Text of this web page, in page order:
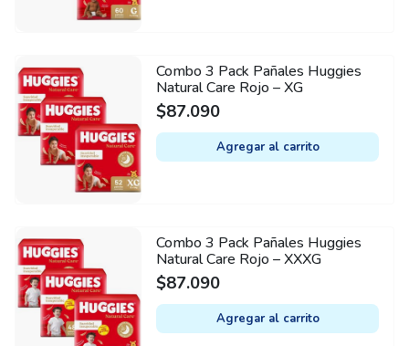
Combo 3 Pack Pañales Huggies
Natural Care Rojo – XG
$87.090
Agregar al carrito
Combo 3 Pack Pañales Huggies
Natural Care Rojo – XXXG
$87.090
Agregar al carrito